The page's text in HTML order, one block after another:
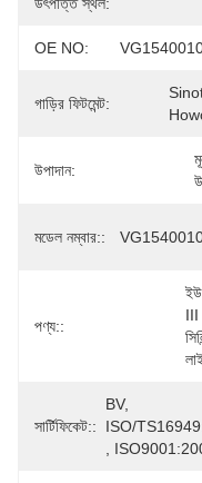
OE NO:
গাড়ির ফিটমেন্ট:
উপাদান:
মডেল নম্বার::
পণ্য::
III
সার্টিফিকেট::
BV,
ISO/
,